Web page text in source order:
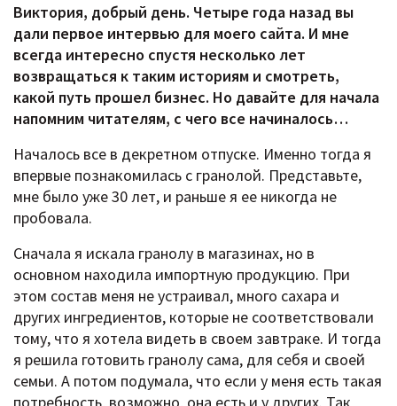
Виктория, добрый день. Четыре года назад вы
дали первое интервью для моего сайта. И мне
всегда интересно спустя несколько лет
возвращаться к таким историям и смотреть,
какой путь прошел бизнес. Но давайте для начала
напомним читателям, с чего все начиналось…
Началось все в декретном отпуске. Именно тогда я
впервые познакомилась с гранолой. Представьте,
мне было уже 30 лет, и раньше я ее никогда не
пробовала.
Сначала я искала гранолу в магазинах, но в
основном находила импортную продукцию. При
этом состав меня не устраивал, много сахара и
других ингредиентов, которые не соответствовали
тому, что я хотела видеть в своем завтраке. И тогда
я решила готовить гранолу сама, для себя и своей
семьи. А потом подумала, что если у меня есть такая